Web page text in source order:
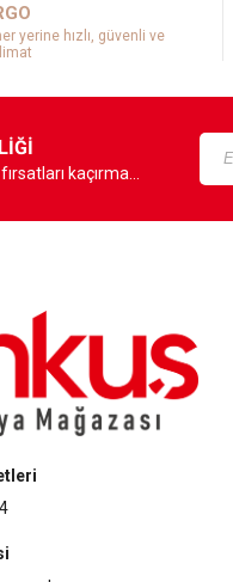
yerine hızlı, güvenli ve
kaçırma...